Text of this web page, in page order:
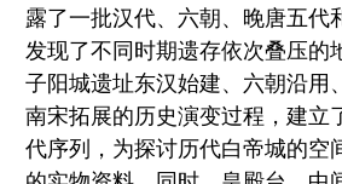
露了一批汉代、六朝、晚唐五代
发现了不同时期遗存依次叠压的
子阳城遗址东汉始建、六朝沿用
南宋拓展的历史演变过程，建立
代序列，为探讨历代白帝城的空